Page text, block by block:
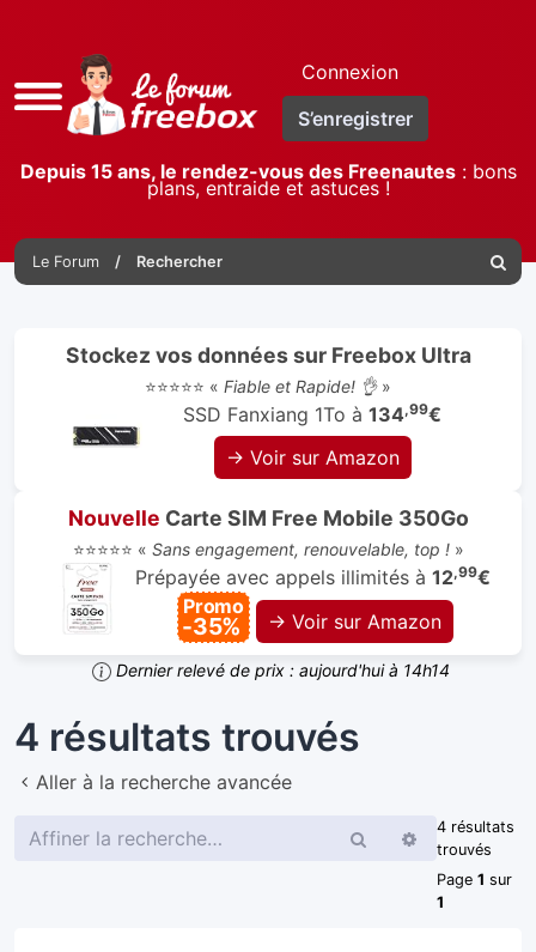
Accès
rapide
Connexion
S’enregistrer
Depuis 15 ans, le rendez-vous des Freenautes: bons
plans, entraide et astuces !
Le Forum Rechercher
Stockez vos données sur Freebox Ultra
⭐⭐⭐⭐⭐ « Fiable et Rapide! 👌»
SSD Fanxiang 1To à 134,99€
→ Voir sur Amazon
Nouvelle Carte SIM Free Mobile 350Go
⭐⭐⭐⭐⭐ « Sans engagement, renouvelable, top !»
Prépayée avec appels illimités à 12,99€
Promo
-35% → Voir sur Amazon
Dernier relevé de prix : aujourd'hui à 14h14
4 résultats trouvés
Aller à la recherche avancée
RechercherRecherche
4 résultats
trouvés
Page 1 sur
1